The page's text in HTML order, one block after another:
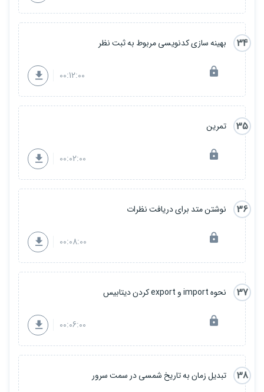
34 بهینه سازی کدنویسی مربوط به ثبت نظر
00:12:00
35 تمرین
00:02:00
36 نوشتن متد برای دریافت نظرات
00:08:00
37 نحوه import و export کردن دیتابیس
00:06:00
38 تبدیل زمان به تاریخ شمسی در سمت سرور